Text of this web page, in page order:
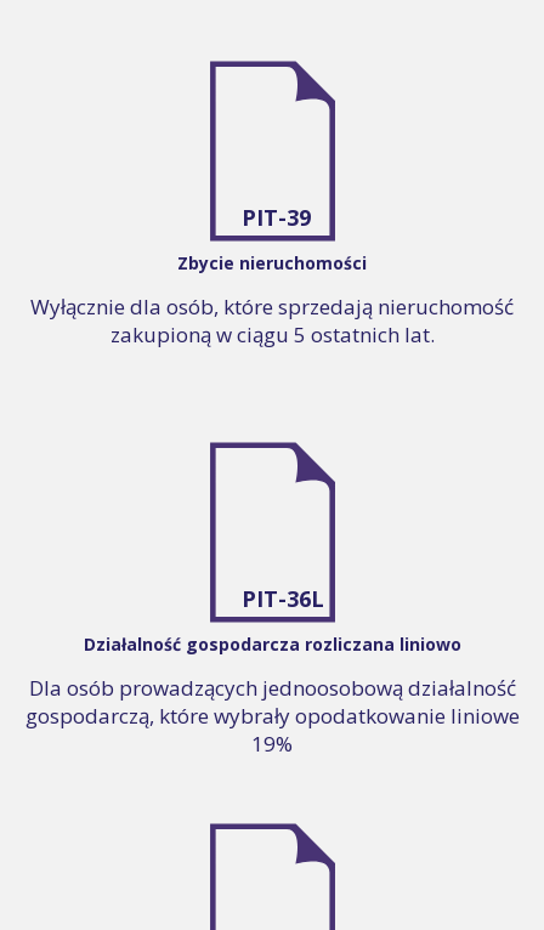
PIT-39
Zbycie nieruchomości
Wyłącznie dla osób, które sprzedają nieruchomość
zakupioną w ciągu 5 ostatnich lat.
PIT-36L
Działalność gospodarcza rozliczana liniowo
Dla osób prowadzących jednoosobową działalność
gospodarczą, które wybrały opodatkowanie liniowe
19%